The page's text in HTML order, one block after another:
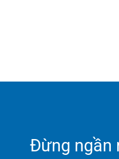
Đừng ngần